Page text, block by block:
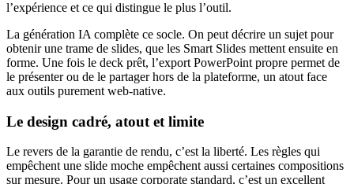
l’expérience et ce qui distingue le plus l’outil.
La génération IA complète ce socle. On peut décrire un sujet pour
obtenir une trame de slides, que les Smart Slides mettent ensuite en
forme. Une fois le deck prêt, l’export PowerPoint propre permet de
le présenter ou de le partager hors de la plateforme, un atout face
aux outils purement web-native.
Le design cadré, atout et limite
Le revers de la garantie de rendu, c’est la liberté. Les règles qui
empêchent une slide moche empêchent aussi certaines compositions
sur mesure. Pour un usage corporate standard, c’est un excellent